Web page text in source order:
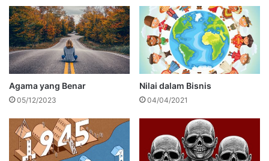
Agama yang Benar
05/12/2023
Nilai dalam Bisnis
04/04/2021